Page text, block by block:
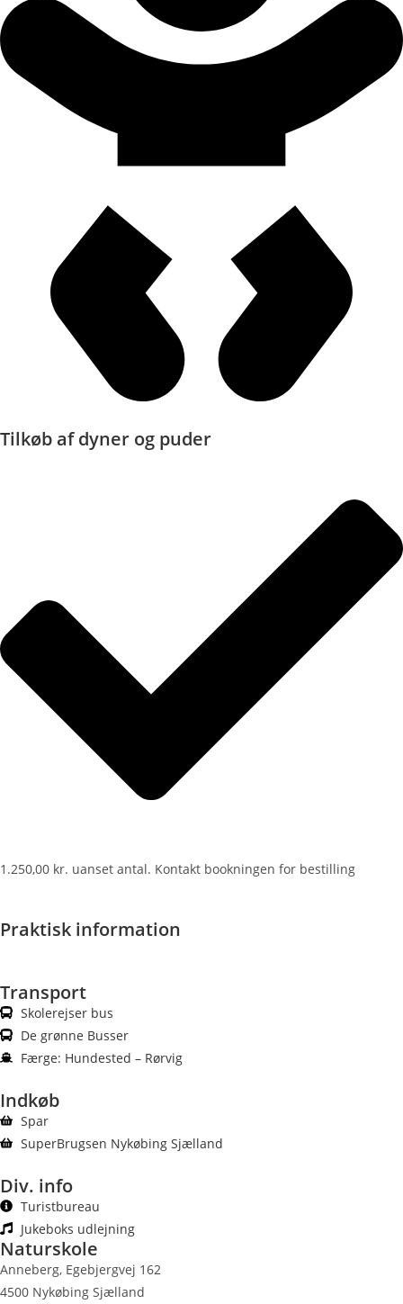
Tilkøb af dyner og puder
1.250,00 kr. uanset antal. Kontakt bookningen for bestilling
Praktisk information
Transport
Skolerejser bus
De grønne Busser
Færge: Hundested – Rørvig
Indkøb
Spar
SuperBrugsen Nykøbing Sjælland
Div. info
Turistbureau
Jukeboks udlejning
Naturskole
Anneberg, Egebjergvej 162
4500 Nykøbing Sjælland